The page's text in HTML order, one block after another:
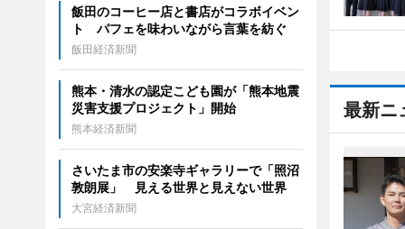
最新ニ
飯田のコーヒー店と書店がコラボイベン
ト パフェを味わいながら言葉を紡ぐ
飯田経済新聞
熊本・清水の認定こども園が「熊本地震
災害支援プロジェクト」開始
熊本経済新聞
さいたま市の安楽寺ギャラリーで「照沼
敦朗展」 見える世界と見えない世界
大宮経済新聞